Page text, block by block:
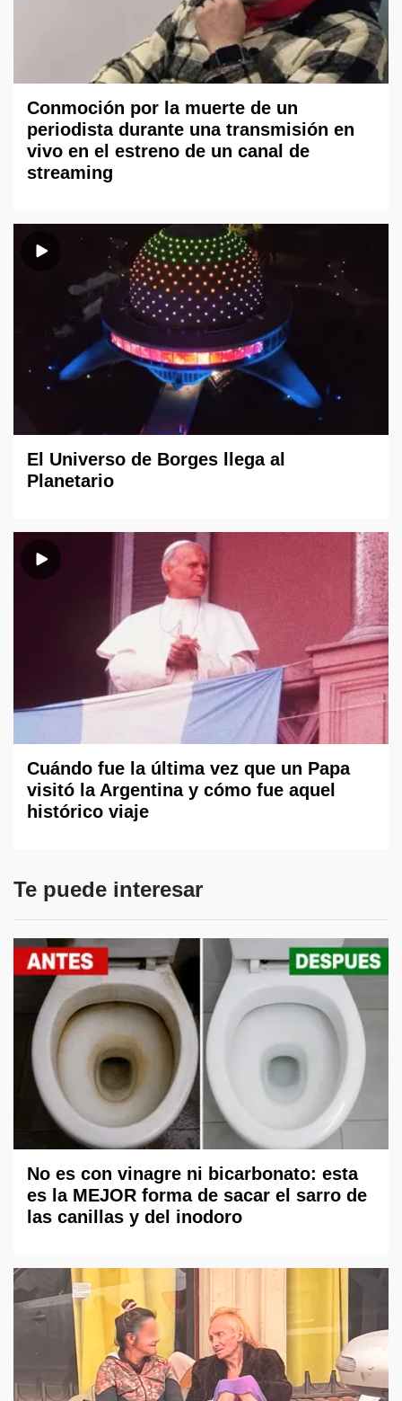
Conmoción por la muerte de un
periodista durante una transmisión en
vivo en el estreno de un canal de
streaming
El Universo de Borges llega al
Planetario
Cuándo fue la última vez que un Papa
visitó la Argentina y cómo fue aquel
histórico viaje
Te puede interesar
No es con vinagre ni bicarbonato: esta
es la MEJOR forma de sacar el sarro de
las canillas y del inodoro